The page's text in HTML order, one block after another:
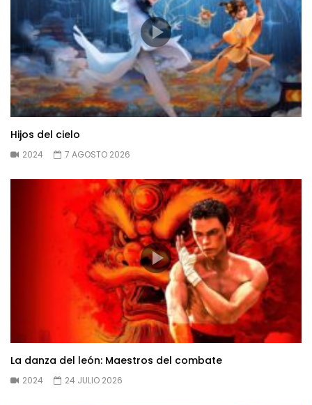
Hijos del cielo
2024 7 AGOSTO 2026
La danza del león: Maestros del combate
2024 24 JULIO 2026